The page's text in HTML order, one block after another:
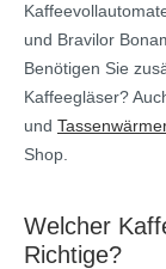
und Bravilor
Benötigen Sie
Kaffeegläser?
und Tassenwärmer
Shop.
Welcher
Richtige?